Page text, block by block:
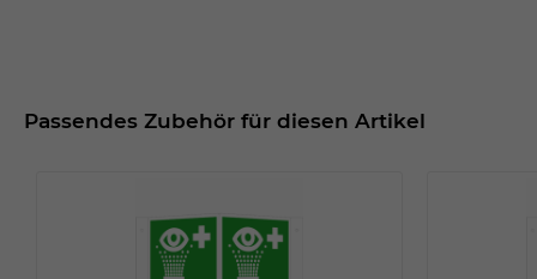
Passendes Zubehör für diesen Artikel